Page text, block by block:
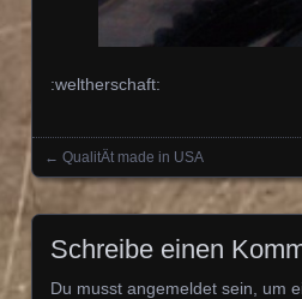
:weltherschaft:
Posts navigation
← QualitÄt made in USA
Schreibe einen
Du musst angemeldet sein, um